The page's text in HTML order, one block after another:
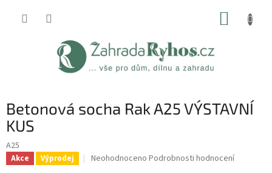
Betonová socha Rak A25 VÝSTAVNÍ
KUS
A25
Akce Výprodej
Průměrné
Neohodnoceno Podrobnosti hodnocení